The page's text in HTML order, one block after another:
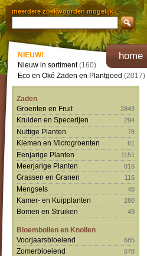
meerdere zoekwoorden mogelijk
home
NIEUW!
Nieuw in sortiment(160)
Eco en Oké Zaden en Plantgoed (2017)
Zaden
Groenten en Fruit
2843
Kruiden en Specerijen 294
Nuttige Planten 78
Kiemen en Microgroenten 61
Eenjarige Planten 1151
Meerjarige Planten 816
Grassen en Granen 116
Mengsels 48
Kamer- en Kuipplanten 280
Bomen en Struiken 49
Bloembollen en Knollen
Voorjaarsbloeiend
685
Zomerbloeiend 678